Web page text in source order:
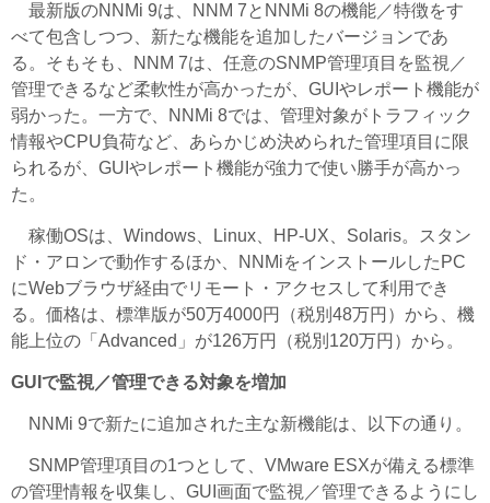
最新版のNNMi 9は、NNM 7とNNMi 8の機能／特徴をす
べて包含しつつ、新たな機能を追加したバージョンであ
る。そもそも、NNM 7は、任意のSNMP管理項目を監視／
管理できるなど柔軟性が高かったが、GUIやレポート機能が
弱かった。一方で、NNMi 8では、管理対象がトラフィック
情報やCPU負荷など、あらかじめ決められた管理項目に限
られるが、GUIやレポート機能が強力で使い勝手が高かっ
た。
稼働OSは、Windows、Linux、HP-UX、Solaris。スタン
ド・アロンで動作するほか、NNMiをインストールしたPC
にWebブラウザ経由でリモート・アクセスして利用でき
る。価格は、標準版が50万4000円（税別48万円）から、機
能上位の「Advanced」が126万円（税別120万円）から。
GUIで監視／管理できる対象を増加
NNMi 9で新たに追加された主な新機能は、以下の通り。
SNMP管理項目の1つとして、VMware ESXが備える標準
の管理情報を収集し、GUI画面で監視／管理できるようにし